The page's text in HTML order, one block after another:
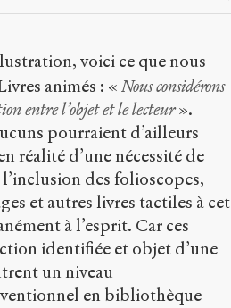
voici ce que nous
animés : « Nous considérons
entre l’objet et le lecteur».
pourraient d’ailleurs
réalité d’une nécessité de
des folioscopes,
et autres livres tactiles à cet
à l’esprit. Car ces
identifiée et objet d’une
un niveau
en bibliothèque